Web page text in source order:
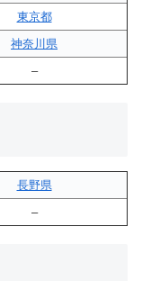
東京都
神奈川県
–
長野県
–